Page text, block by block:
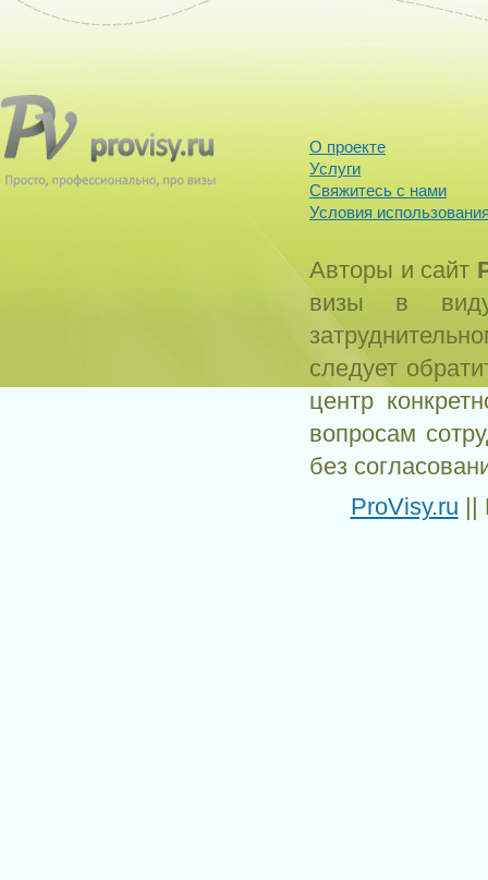
О проекте
Услуги
Свяжитесь с нами
Условия
Авторы и сайт
визы в виду
следует
центр
вопросам
без
ProVisy.ru ||